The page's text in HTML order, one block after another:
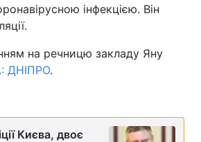
інфекцією. Він
на речницю закладу Яну
ДНІПРО.
Києва, двоє